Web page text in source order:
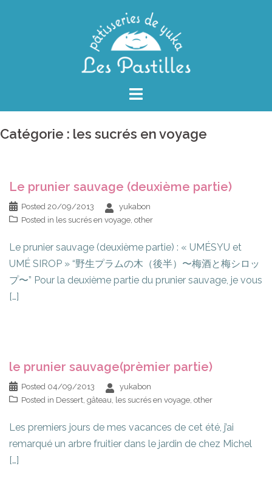
Catégorie : les sucrés en voyage
Le prunier sauvage (deuxième partie)
Posted 20/09/2013
yukabon
Posted in les sucrés en voyage, other
Le prunier sauvage (deuxième partie) : « UMÉSYU et
UMÉ SIROP » “野生プラムの木（後半）〜梅酒と梅シロッ
プ〜” Pour la deuxième partie du prunier sauvage, je vous
[…]
le prunier sauvage(prèmier partie)
Posted 04/09/2013
yukabon
Posted in Dessert, gâteau, les sucrés en voyage, other
Les premiers jours de mes vacances de cet été, j’ai
remarqué un arbre fruitier dans le jardin de chez Michel
[…]